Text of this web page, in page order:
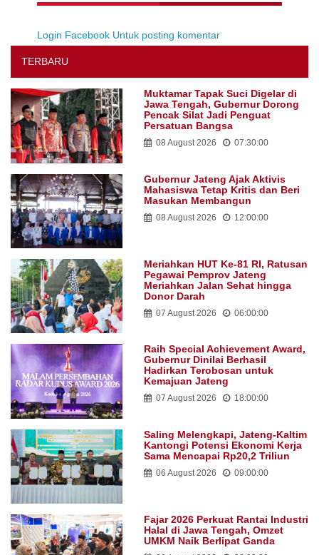
Login Facebook Untuk posting komentar
Muktamar Tapak Suci Digelar di
Jawa Tengah, Gubernur Dorong
Pencak Silat Jadi Penguat
Persatuan Bangsa
08 August 2026
Gubernur Jateng Ajak Aktivis
Mahasiswa Tetap Kritis dan Beri
Masukan Membangun
08 August 2026
Meriahkan HUT Ke-81 RI, Ratusan
Pegawai Pemprov Jateng
Meriahkan Jalan Sehat hingga
Donor Darah
07 August 2026
Raih Special Achievement Award,
Gubernur Dinilai Berhasil
Hadirkan Terobosan untuk
Kemajuan Jateng
Saling Melengkapi, Jateng-Kaltim
Kantongi Potensi Ekonomi Kerja
Sama Mencapai Rp20,2 Triliun
06 August 2026
Fajar 2026 Perkuat Rantai Industri
Halal di Jawa Tengah, Omzet
UMKM Naik Berlipat Ganda